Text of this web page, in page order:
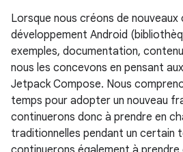
Lorsque nous créons de
développement Android
exemples, documentation,
nous les concevons en pensant
Jetpack Compose. Nous
temps pour adopter un nouveau
continuerons donc à prendre en
traditionnelles pendant un certain